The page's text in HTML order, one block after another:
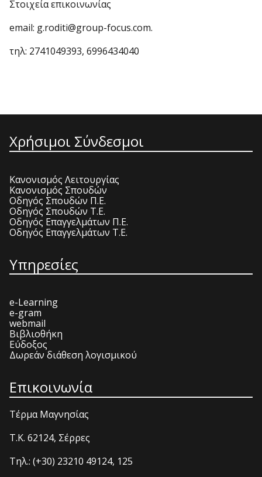
Στοιχεία επικοινωνίας
email: g.roditi@group-focus.com.
τηλ: 2741049393, 6996434040
Χρήσιμοι Σύνδεσμοι
Κανονισμός Λειτουργίας
Κανονισμός Σπουδών
Οδηγός Σπουδών Π.Ε.
Οδηγός Σπουδών Τ.Ε.
Οδηγός Επαγγελμάτων Π.Ε.
Οδηγός Επαγγελμάτων Τ.Ε.
Υπηρεσίες
e-Learning
e-gram
webmail
Βιβλιοθήκη
Εύδοξος
Δωρεάν διάθεση λογισμικού
Επικοινωνία
Τέρμα Μαγνησίας
T.K. 62124, Σέρρες
Τηλ.: (+30) 23210 49124, 125